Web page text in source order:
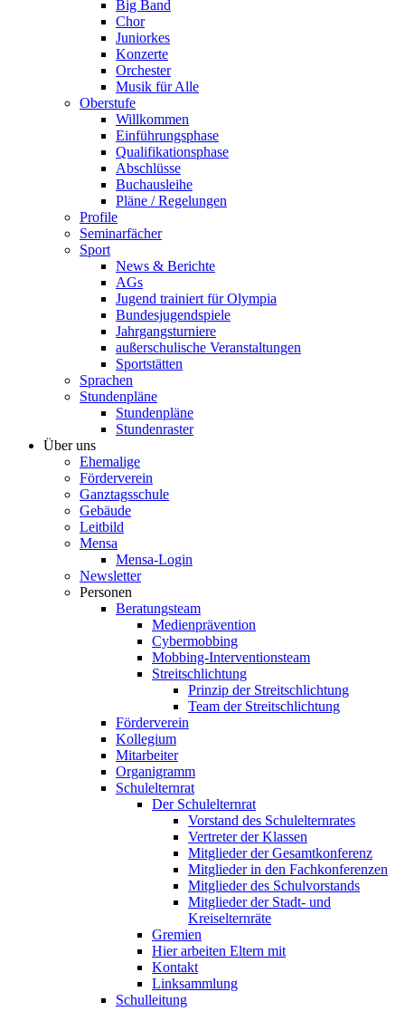
Big Band
Chor
Juniorkes
Konzerte
Orchester
Musik für Alle
Oberstufe
Willkommen
Einführungsphase
Qualifikationsphase
Abschlüsse
Buchausleihe
Pläne / Regelungen
Profile
Seminarfächer
Sport
News & Berichte
AGs
Jugend trainiert für Olympia
Bundesjugendspiele
Jahrgangsturniere
außerschulische Veranstaltungen
Sportstätten
Sprachen
Stundenpläne
Stundenpläne
Stundenraster
Über uns
Ehemalige
Förderverein
Ganztagsschule
Gebäude
Leitbild
Mensa
Mensa-Login
Newsletter
Personen
Beratungsteam
Medienprävention
Cybermobbing
Mobbing-Interventionsteam
Streitschlichtung
Prinzip der Streitschlichtung
Team der Streitschlichtung
Förderverein
Kollegium
Mitarbeiter
Organigramm
Schulelternrat
Der Schulelternrat
Vorstand des Schulelternrates
Vertreter der Klassen
Mitglieder der Gesamtkonferenz
Mitglieder in den Fachkonferenzen
Mitglieder des Schulvorstands
Mitglieder der Stadt- und
Kreiselternräte
Gremien
Hier arbeiten Eltern mit
Kontakt
Linksammlung
Schulleitung